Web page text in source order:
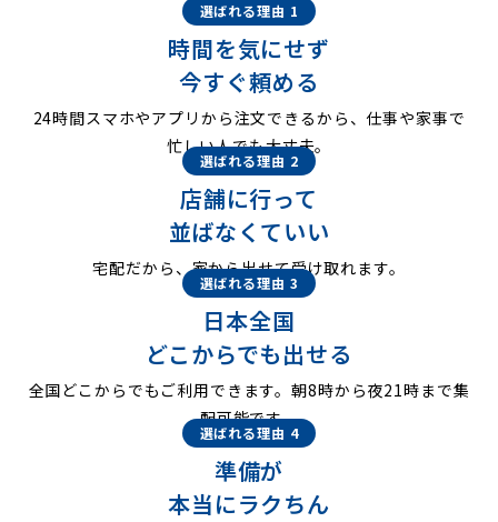
選ばれる理由 1
時間を気にせず
今すぐ頼める
24時間スマホやアプリから注文できるから、仕事や家事で
忙しい人でも大丈夫。
選ばれる理由 2
店舗に行って
並ばなくていい
宅配だから、家から出せて受け取れます。
選ばれる理由 3
日本全国
どこからでも出せる
全国どこからでもご利用できます。朝8時から夜21時まで集
配可能です。
選ばれる理由 4
準備が
本当にラクちん